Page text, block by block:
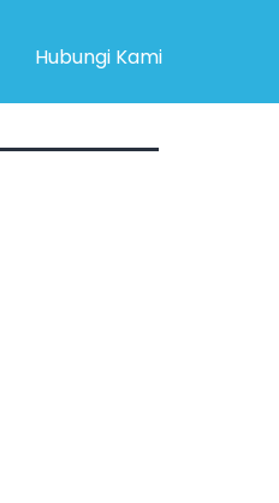
Hubungi Kami